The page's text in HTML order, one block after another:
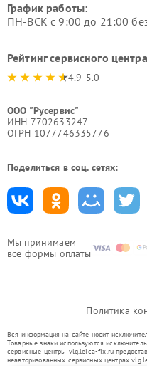
Мы принимаем
все формы оплаты
График работы:
ПН-ВСК с 9:00 до 21:00
Рейтинг сервисного центра
4.9-5.0
ООО "Русервис"
ИНН 7702633247
ОГРН 1077746335776
Поделиться в соц. сетях:
Политика
Вся информация на сайте носит
Товарные знаки используются
сервисные центры vlg.leica-fix.ru
неавторизованных сервисных центрах